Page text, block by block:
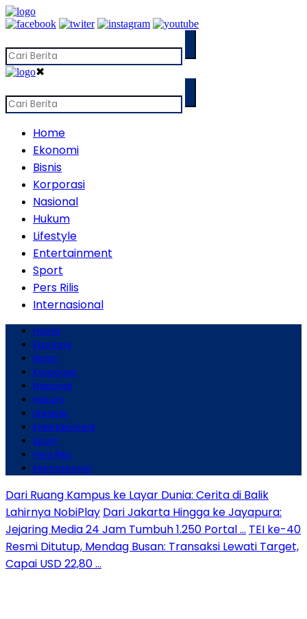
✖
Home
Ekonomi
Bisnis
Korporasi
Nasional
Hukum
Lifestyle
Entertainment
Sport
Pers Rilis
Internasional
Home
Ekonomi
Bisnis
Korporasi
Nasional
Hukum
Lifestyle
Entertainment
Sport
Pers Rilis
Internasional
Dari Ruang Kampus ke Layar Dunia: Cerita di Balik
Lahirnya NobiPlay Dari Jakarta Hingga ke Jayapura:
Jejaring Media 24 Jam Tumbuh 1.250 Portal … TEI ke-40
Resmi Ditutup, Mendag Busan: Transaksi Lewati Target,
Capai USD 22,80 …